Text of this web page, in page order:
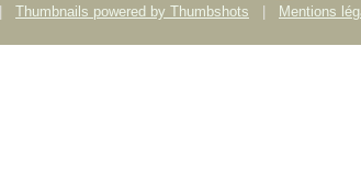
Thumbnails powered by Thumbshots Mentions